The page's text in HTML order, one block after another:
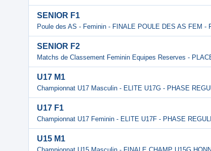
SENIOR F1
Poule des AS - Feminin - FINALE POULE DES AS FEM -
SENIOR F2
Matchs de Classement Feminin Equipes Reserves -
U17 M1
Championnat U17 Masculin - ELITE U17G - PHASE
U17 F1
Championnat U17 Feminin - ELITE U17F - PHASE
U15 M1